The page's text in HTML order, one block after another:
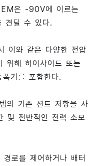
은 -90V에 이르는
견딜 수 있다.
와 같은 다양한 전압
위해 하이사이드 또는
기를 포함한다.
의 기존 션트 저항을 사
및 전반적인 전력 소모
로를 제어하거나 배터